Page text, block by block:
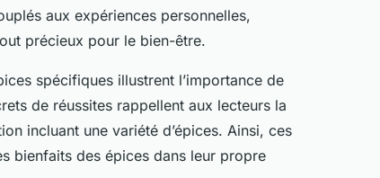
aux expériences personnelles,
précieux pour le bien-être.
spécifiques illustrent l’importance de
de réussites rappellent aux lecteurs la
incluant une variété d’épices. Ainsi, ces
bienfaits des épices dans leur propre